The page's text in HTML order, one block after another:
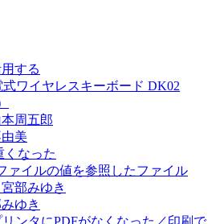
する
式ワイヤレスキーボード DK02
周五郎
美
くなった
ァイルの値を参照したファイル
部みゆき
ゆき